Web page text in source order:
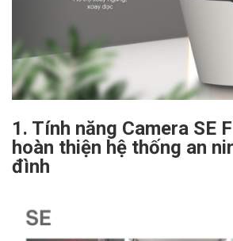
1. Tính năng Camera SE
hoàn thiện hệ thống an
đình